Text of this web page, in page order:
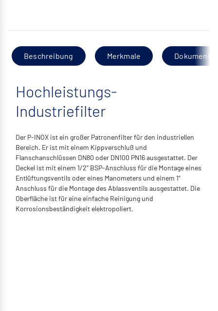
Beschreibung Merkmale
Hochleistungs-
Industriefilter
Der P-INOX ist ein großer Patronenfilter für den industriellen
Bereich. Er ist mit einem Kippverschluß und
Flanschanschlüssen DN80 oder DN100 PN16 ausgestattet. Der
Deckel ist mit einem 1/2“ BSP-Anschluss für die Montage eines
Entlüftungsventils oder eines Manometers und einem 1“
Anschluss für die Montage des Ablassventils ausgestattet. Die
Oberfläche ist für eine einfache Reinigung und
Korrosionsbeständigkeit elektropoliert.